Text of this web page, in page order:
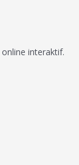
interaktif.